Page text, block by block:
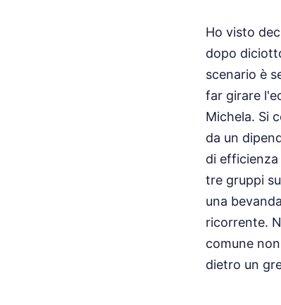
Ho visto
dopo
scenario è
far girare
Michela. Si
da un
di
tre gruppi
una
ricorrente.
comune
dietro un